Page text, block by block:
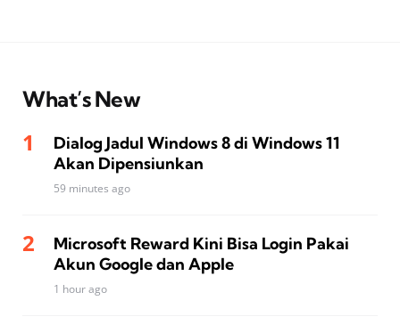
What’s New
Dialog Jadul Windows 8 di Windows 11
Akan Dipensiunkan
59 minutes ago
Microsoft Reward Kini Bisa Login Pakai
Akun Google dan Apple
1 hour ago